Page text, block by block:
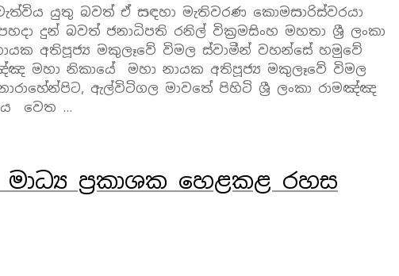
යුතු බවත් ඒ සඳහා මැතිවරණ කොමසාරිස්වරයා
දුන් බවත් ජනාධිපති රනිල් වික්‍රමසිංහ මහතා ශ්‍රී ලංකා
අතිපූජ්‍ය මකුලෑවේ විමල ස්වාමීන් වහන්සේ හමුවේ
මහා නිකායේ මහා නායක අතිපූජ්‍ය මකුලෑවේ විමල
ඇල්විටිගල මාවතේ පිහිටි ශ්‍රී ලංකා රාමඤ්ඤ
වෙත …
මාධ්‍ය ප්‍රකාශක හෙළකළ රහස